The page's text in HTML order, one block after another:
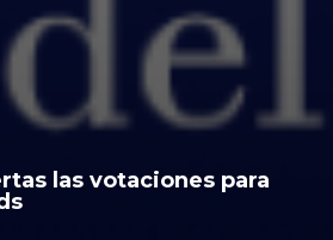
las votaciones para